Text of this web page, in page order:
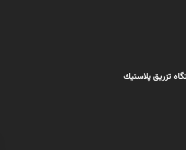
تزريق پلاستيك